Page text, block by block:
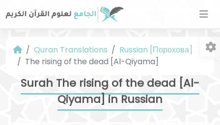
Quran Translations
Russian [Порохова]
The rising of the dead [Al-Qiyama]
Surah The rising of the dead [Al-
Qiyama] in Russian